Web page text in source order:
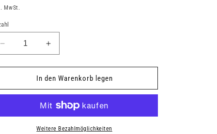
MwSt.
Verringere
die
Menge
SV-
Powered
Erhöhe
die
Menge
für
SV-
Koffer
–
Powered
by
In den Warenkorb legen
Weitere Bezahlmöglichkeiten